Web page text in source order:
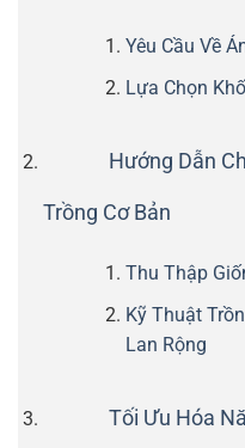
Yêu Cầu Về
Lựa Chọn
Hướng Dẫn
Trồng Cơ Bản
Thu Thập
Kỹ Thuật
Lan Rộng
Tối Ưu Hóa